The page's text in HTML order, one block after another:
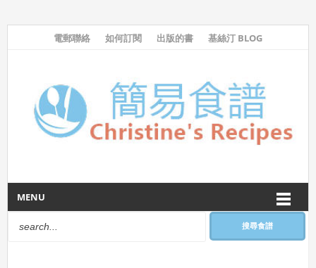
電郵聯絡 如何訂閱 出版的書 基絲汀 BLOG
MENU
搜尋食譜